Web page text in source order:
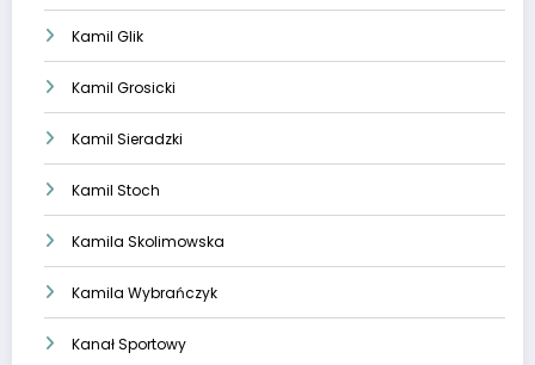
Kamil Glik
Kamil Grosicki
Kamil Sieradzki
Kamil Stoch
Kamila Skolimowska
Kamila Wybrańczyk
Kanał Sportowy